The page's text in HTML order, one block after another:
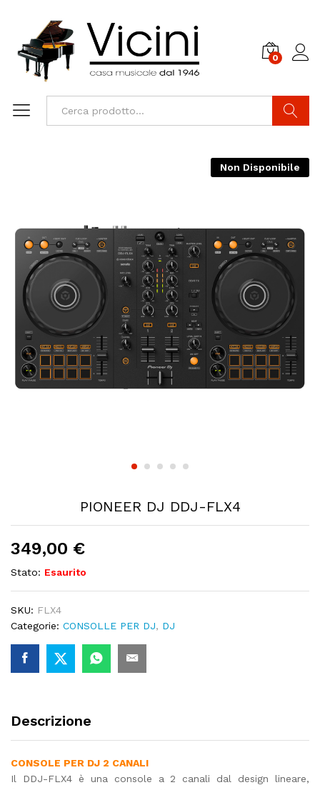
0
Non Disponibile
PIONEER DJ DDJ-FLX4
349,00 €
Stato: Esaurito
SKU: FLX4
Categorie: CONSOLLE PER DJ, DJ
Descrizione
CONSOLE PER DJ 2 CANALI
Il DDJ-FLX4 è una console a 2 canali dal design lineare,